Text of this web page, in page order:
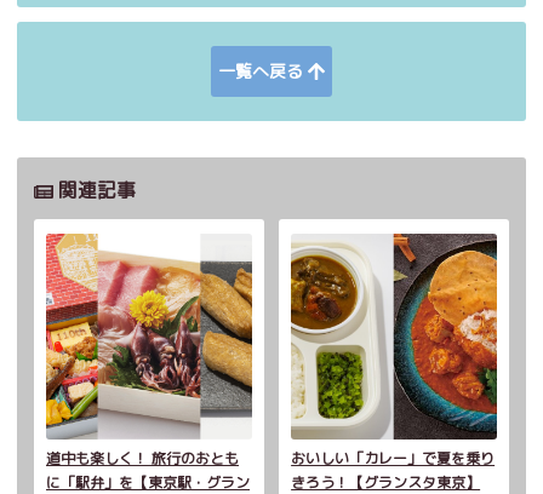
一覧へ戻る
関連記事
道中も楽しく！ 旅行のおとも
に「駅弁」を【東京駅・グラン
おいしい「カレー」で夏を乗り
きろう！【グランスタ東京】